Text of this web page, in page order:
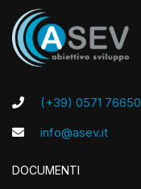
(+39) 0571 76650
info@asev.it
DOCUMENTI